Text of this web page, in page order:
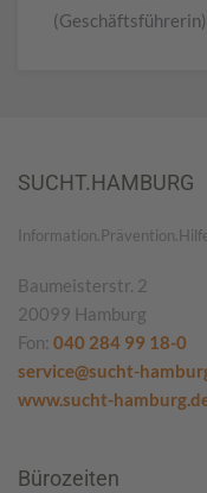
(Geschäftsführerin)
SUCHT.HAMBURG
Baumeisterstr. 2
20099 Hamburg
Fon: 040 284 99 18-0
service@sucht-
www.sucht-
Bürozeiten